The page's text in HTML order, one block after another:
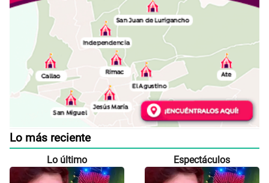
Lo más reciente
Lo último Espectáculos